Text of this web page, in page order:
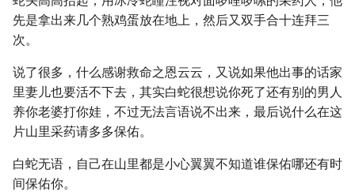
先是拿出来几个熟鸡蛋放在地上，然后又双手合十连拜三
次。
说了很多，什么感谢救命之恩云云，又说如果他出事的话家
里妻儿也要活不下去，其实白蛇很想说你死了还有别的男人
养你老婆打你娃，不过无法言语说不出来，最后说什么在这
片山里采药请多多保佑。
白蛇无语，自己在山里都是小心翼翼不知道谁保佑哪还有时
间保佑你。